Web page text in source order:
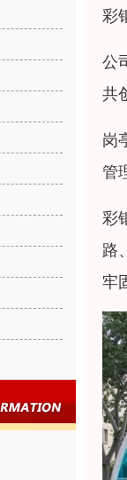
彩
公
共
岗
管
彩
路
牢